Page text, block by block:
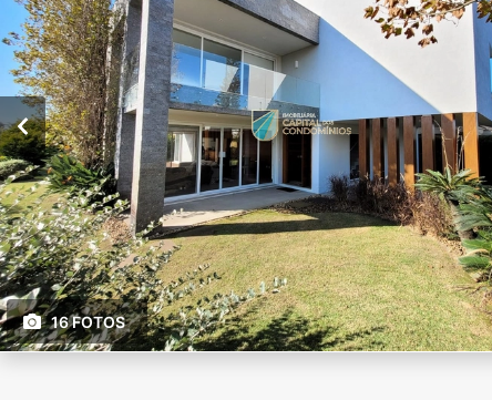
16 FOTOS